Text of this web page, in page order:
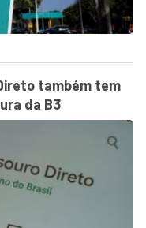
também tem
da B3